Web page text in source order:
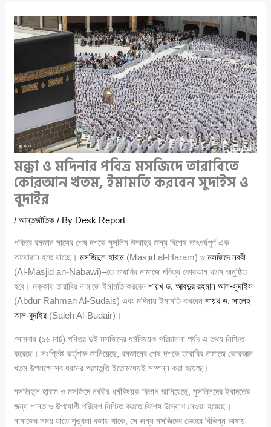
মক্কা ও মদিনার পবিত্র মসজিদে তারাবিতে
কোরআন খতম, ইমামতি করবেন সুদাইস ও
বুদাইর
/আন্তর্জাতিক / By Desk Report
পবিত্র রমজান মাসের শেষ দশকে মুসলিম উম্মাহর জন্য বিশেষ তাৎপর্যপূর্ণ এক
আয়োজন হতে যাচ্ছে।মসজিদুল হারাম (Masjid al-Haram) ওমসজিদে নববী
(Al-Masjid an-Nabawi)–তে তারাবির নামাজে পবিত্র কোরআন খতম অনুষ্ঠিত
হবে। মক্কায় তারাবির নামাজে ইমামতি করবেনশায়খ ড. আবদুর রহমান আল-সুদাইস
(Abdur Rahman Al-Sudais) এবং মদিনায় ইমামতি করবেনশায়খ ড. সালেহ
আল-বুদাইর (Saleh Al-Budair)।
সোমবার (১৬ মার্চ) পবিত্র দুই মসজিদের ধর্মবিষয়ক পরিচালনা পর্ষদ এ তথ্য নিশ্চিত
করেছে। সংশ্লিষ্ট কর্তৃপক্ষ জানিয়েছে, রমজানের শেষ দশকে তারাবির নামাজে কোরআন
খতম উপলক্ষে সব ধরনের প্রস্তুতি ইতোমধ্যেই সম্পন্ন করা হয়েছে।
মসজিদুল হারাম ও মসজিদে নববীর ধর্মবিষয়ক বিভাগ জানিয়েছে, মুসল্লিদের ইবাদতের
জন্য শান্ত ও উপযোগী পরিবেশ নিশ্চিত করতে বিশেষ উদ্যোগ নেওয়া হয়েছে।
নামাজের সময় যাতে শৃঙ্খলা বজায় থাকে, সে জন্য মসজিদের ভেতরে বিভিন্ন ভাষায়